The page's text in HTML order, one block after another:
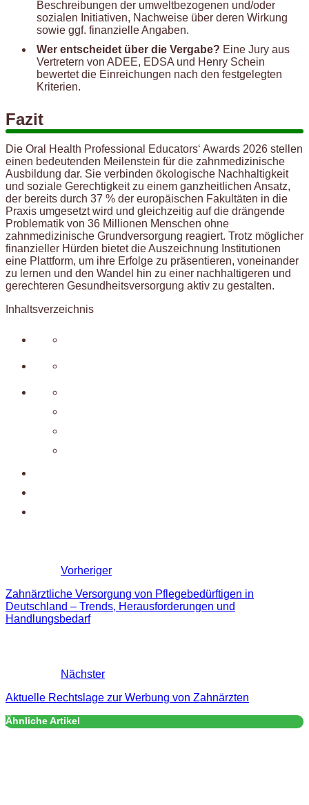
Beschreibungen der umweltbezogenen und/oder
sozialen Initiativen, Nachweise über deren Wirkung
sowie ggf. finanzielle Angaben.
Wer entscheidet über die Vergabe? Eine Jury aus
Vertretern von ADEE, EDSA und Henry Schein
bewertet die Einreichungen nach den festgelegten
Kriterien.
Fazit
Die Oral Health Professional Educators‘ Awards 2026 stellen
einen bedeutenden Meilenstein für die zahnmedizinische
Ausbildung dar. Sie verbinden ökologische Nachhaltigkeit
und soziale Gerechtigkeit zu einem ganzheitlichen Ansatz,
der bereits durch 37 % der europäischen Fakultäten in die
Praxis umgesetzt wird und gleichzeitig auf die drängende
Problematik von 36 Millionen Menschen ohne
zahnmedizinische Grundversorgung reagiert. Trotz möglicher
finanzieller Hürden bietet die Auszeichnung Institutionen
eine Plattform, um ihre Erfolge zu präsentieren, voneinander
zu lernen und den Wandel hin zu einer nachhaltigeren und
gerechteren Gesundheitsversorgung aktiv zu gestalten.
Inhaltsverzeichnis
Vorheriger
Zahnärztliche Versorgung von Pflegebedürftigen in
Deutschland – Trends, Herausforderungen und
Handlungsbedarf
Nächster
Aktuelle Rechtslage zur Werbung von Zahnärzten
Ähnliche Artikel